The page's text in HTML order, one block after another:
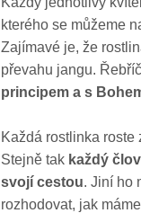
kterého se můžeme
Zajímavé je, že
převahu jangu.
principem a s
Každá rostlinka
Stejně tak každý
svojí cestou. Jiní ho
rozhodovat, jak